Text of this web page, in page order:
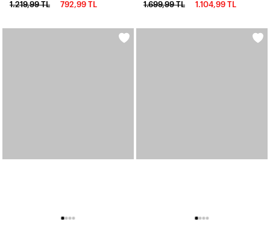
1.219,99 TL 792,99 TL 1.699,99 TL 1.104,99 TL